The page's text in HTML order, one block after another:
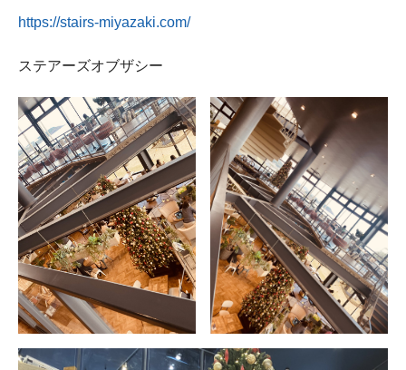
https://stairs-miyazaki.com/
ステアーズオブザシー